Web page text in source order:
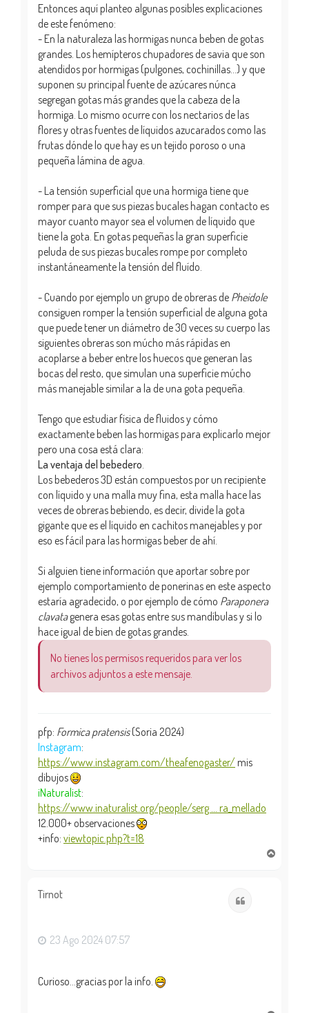
Entonces aquí planteo algunas posibles explicaciones
de este fenómeno:
- En la naturaleza las hormigas nunca beben de gotas
grandes. Los hemípteros chupadores de savia que son
atendidos por hormigas (pulgones, cochinillas...) y que
suponen su principal fuente de azúcares núnca
segregan gotas más grandes que la cabeza de la
hormiga. Lo mismo ocurre con los nectarios de las
flores y otras fuentes de líquidos azucarados como las
frutas dónde lo que hay es un tejido poroso o una
pequeña lámina de agua.
- La tensión superficial que una hormiga tiene que
romper para que sus piezas bucales hagan contacto es
mayor cuanto mayor sea el volumen de líquido que
tiene la gota. En gotas pequeñas la gran superficie
peluda de sus piezas bucales rompe por completo
instantáneamente la tensión del fluído.
- Cuando por ejemplo un grupo de obreras de Pheidole
consiguen romper la tensión superficial de alguna gota
que puede tener un diámetro de 30 veces su cuerpo las
siguientes obreras son múcho más rápidas en
acoplarse a beber entre los huecos que generan las
bocas del resto, que simulan una superficie múcho
más manejable similar a la de una gota pequeña.
Tengo que estudiar física de fluidos y cómo
exactamente beben las hormigas para explicarlo mejor
pero una cosa está clara:
La ventaja del bebedero
Los bebederos 3D están compuestos por un recipiente
con líquido y una malla muy fina, esta malla hace las
veces de obreras bebiendo, es decir, divide la gota
gigante que es el líquido en cachitos manejables y por
eso es fácil para las hormigas beber de ahí.
Si alguien tiene información que aportar sobre por
ejemplo comportamiento de ponerinas en este aspecto
estaría agradecido, o por ejemplo de cómo Paraponera
clavatagenera esas gotas entre sus mandíbulas y si lo
hace igual de bien de gotas grandes.
No tienes los permisos requeridos para ver los
archivos adjuntos a este mensaje.
pfp: Formica pratensis(Soria 2024)
Instagram:
https://www.instagram.com/theafenogaster/ mis
dibujos
iNaturalist:
https://www.inaturalist.org/people/serg ... ra_mellado
12.000+ observaciones
+info: viewtopic.php?t=18
Tirnot
23 Ago 2024 07:57
Curioso...gracias por la info.